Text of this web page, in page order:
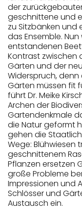
der
geschnittene und
zu Sitzbänken
das Ensemble.
entstandenen
Kontrast zwischen
Gärten und der
Widerspruch,
Gärten müssen fit
führt Dr. Meike
Archen der
Gartendenkmale
die Natur geformt
gehen die
Wege: Blühwiesen
geschnittenem
Pflanzen ersetzen
große Probleme
Impressionen und
Schlösser und
Austausch ein.